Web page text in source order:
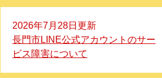
2026年7月28日更新
長門市LINE公式アカウントのサー
ビス障害について